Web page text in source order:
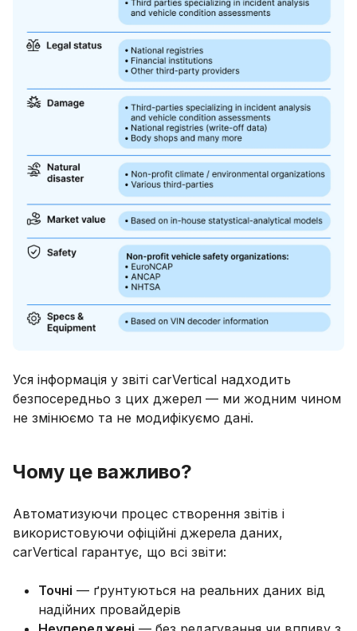
Уся інформація у звіті carVertical надходить
безпосередньо з цих джерел — ми жодним чином
не змінюємо та не модифікуємо дані.
Чому це важливо?
Автоматизуючи процес створення звітів і
використовуючи офіційні джерела даних,
carVertical гарантує, що всі звіти:
Точні — ґрунтуються на реальних даних від
надійних провайдерів